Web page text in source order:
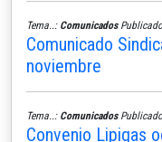
Tema..: Comunicados
Comunicado
noviembre
Tema..: Comunicados
Convenio Lipigas